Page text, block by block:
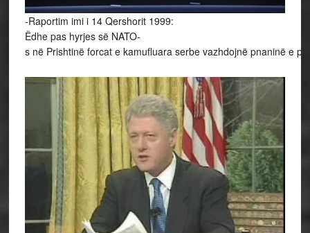
-Raportim imi i 14 Qershorit 1999:
Ëdhe pas hyrjes së NATO-
s në Prishtinë forcat e kamufluara serbe vazhdojnë pnaninë e